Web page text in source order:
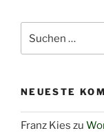
oder
Google
Steueroasen?“
nach:
NEUESTE
Franz Kies zu